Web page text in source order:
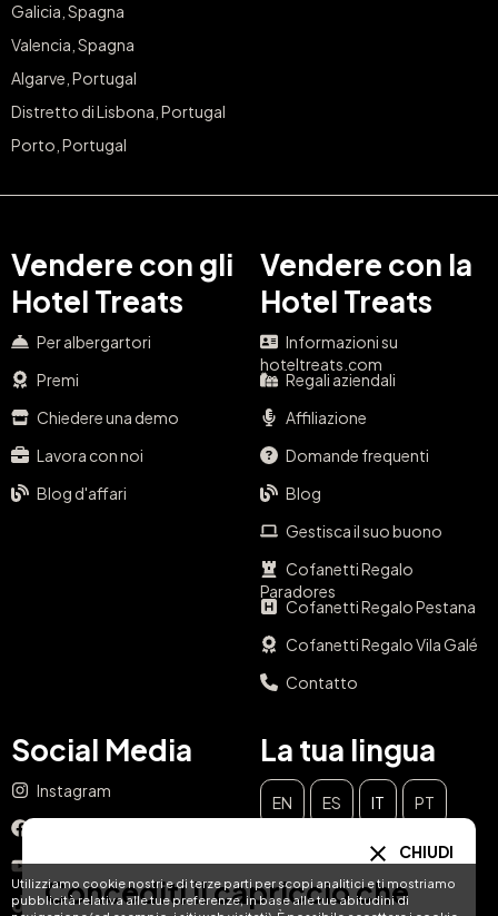
Utilizziamo cookie nostri e di terze parti per scopi analitici e ti mostriamo
pubblicità relativa alle tue preferenze, in base alle tue abitudini di
Galicia, Spagna
Valencia, Spagna
Algarve, Portugal
Distretto di Lisbona, Portugal
Porto, Portugal
Vendere con gli
Hotel Treats
Per albergartori
Premi
Chiedere una demo
Lavora con noi
Blog d'affari
Vendere con la
Hotel Treats
Informazioni su
hoteltreats.com
Regali aziendali
Affiliazione
Domande frequenti
Blog
Gestisca il suo buono
Cofanetti Regalo
Paradores
Cofanetti Regalo Pestana
Cofanetti Regalo Vila Galé
Contatto
Social Media
Instagram
YouTube
TikTok
La tua lingua
EN ES IT PT
NL CHIUDI
Concediti il capriccio che